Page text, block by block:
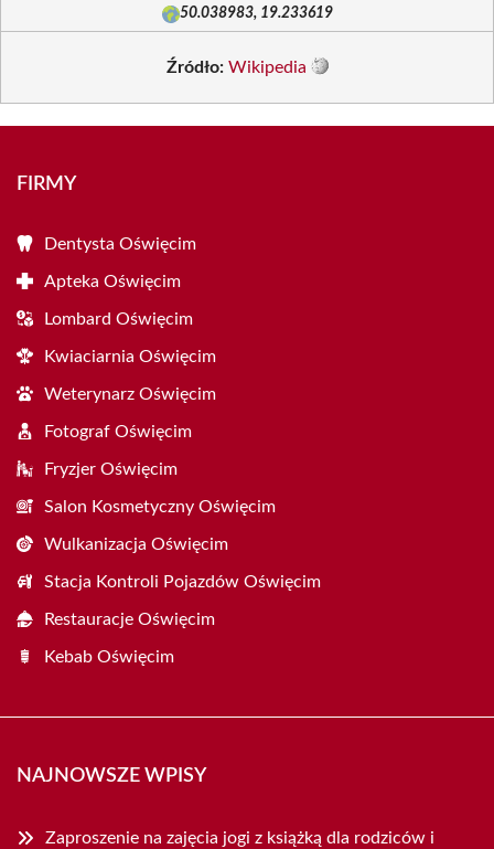
50.038983, 19.233619
Źródło: Wikipedia
FIRMY
Dentysta Oświęcim
Apteka Oświęcim
Lombard Oświęcim
Kwiaciarnia Oświęcim
Weterynarz Oświęcim
Fotograf Oświęcim
Fryzjer Oświęcim
Salon Kosmetyczny Oświęcim
Wulkanizacja Oświęcim
Stacja Kontroli Pojazdów Oświęcim
Restauracje Oświęcim
Kebab Oświęcim
NAJNOWSZE WPISY
Zaproszenie na zajęcia jogi z książką dla rodziców i